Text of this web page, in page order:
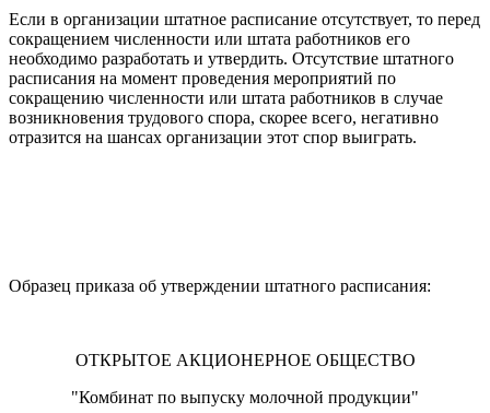
Если в организации штатное расписание отсутствует, то перед
сокращением численности или штата работников его
необходимо разработать и утвердить. Отсутствие штатного
расписания на момент проведения мероприятий по
сокращению численности или штата работников в случае
возникновения трудового спора, скорее всего, негативно
отразится на шансах организации этот спор выиграть.
Образец приказа об утверждении штатного расписания:
ОТКРЫТОЕ АКЦИОНЕРНОЕ ОБЩЕСТВО
"Комбинат по выпуску молочной продукции"